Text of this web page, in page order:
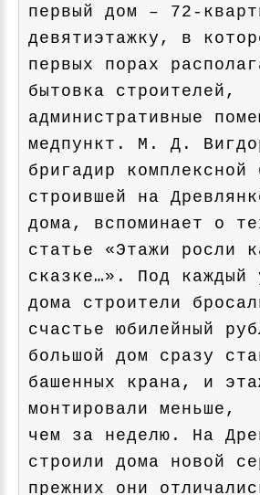
первый дом – 72-
девятиэтажку, в
первых порах
бытовка строителей,
административные
медпункт. М. Д.
бригадир комплексной
строившей на
дома, вспоминает о
статье «Этажи росли
сказке…». Под каждый
дома строители
счастье юбилейный
большой дом сразу
башенных крана, и
монтировали меньше,
чем за неделю. На
строили дома новой
прежних они